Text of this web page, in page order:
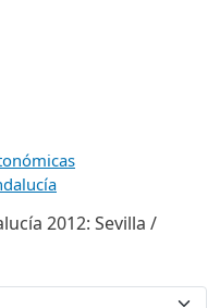
2012: Sevilla /